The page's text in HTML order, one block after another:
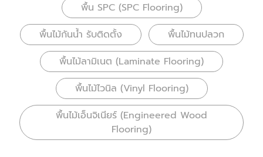
พื้น SPC (SPC Flooring)
พื้นไม้กันน้ำ รับติดตั้ง
พื้นไม้ทนปลวก
พื้นไม้ลามิเนต (Laminate Flooring)
พื้นไม้ไวนิล (Vinyl Flooring)
พื้นไม้เอ็นจิเนียร์ (Engineered Wood
Flooring)